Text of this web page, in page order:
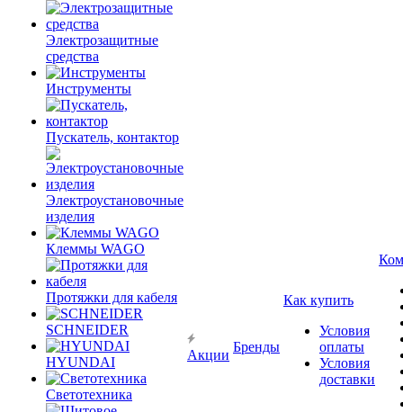
Электрозащитные
средства
Инструменты
Пускатель, контактор
Электроустановочные
изделия
Клеммы WAGO
Протяжки для кабеля
SCHNEIDER
HYUNDAI
Светотехника
Акции
Бренды
Как купить
Условия
оплаты
Условия
доставки